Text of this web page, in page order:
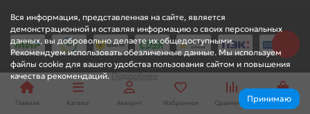
Вся информация, представленная на сайте, является
демонстрационной и оставляя информацию о своих персональных
данных, вы добровольно делаете их общедоступными.
Рекомендуем использовать обезличенные данные. Мы используем
файлы cookie для вашего удобства пользования сайтом и повышения
качества рекомендаций.Подробнее
Принимаю
Главная Каталог Аккаунт Избранное Сравнение Корзина